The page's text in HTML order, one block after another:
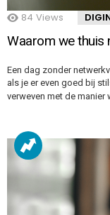
84 Views
Waarom we thuis
Een dag zonder
als je er even goed bij
verweven met de